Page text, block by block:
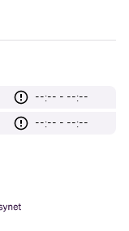
--:-- - --:--
--:-- - --:--